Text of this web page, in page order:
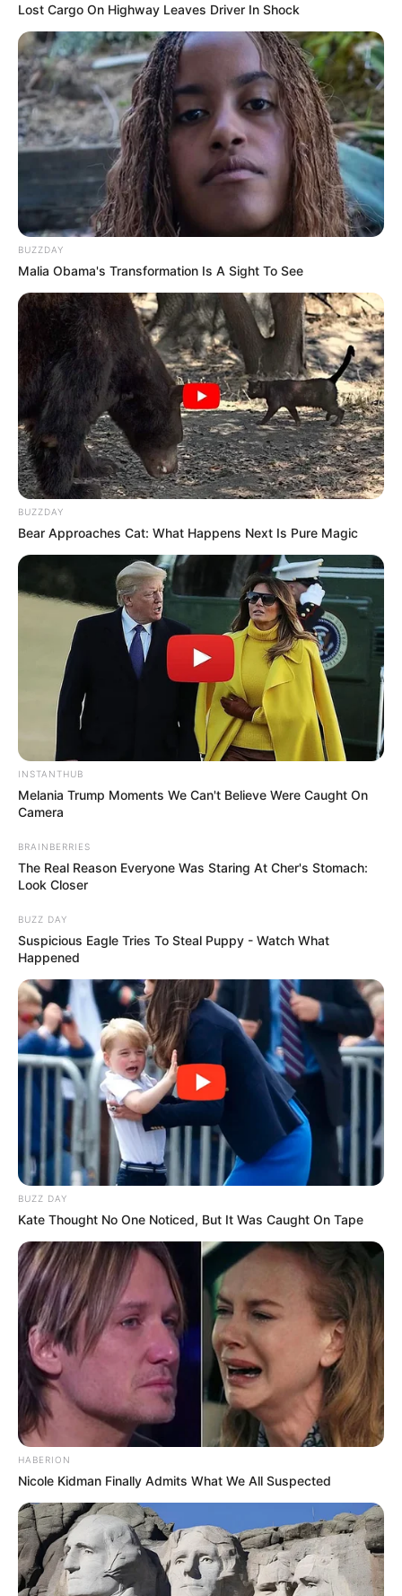
Lost Cargo On Highway Leaves Driver In Shock
BUZZDAY
Malia Obama's Transformation Is A Sight To See
BUZZDAY
Bear Approaches Cat: What Happens Next Is Pure Magic
INSTANTHUB
Melania Trump Moments We Can't Believe Were Caught On
Camera
BRAINBERRIES
The Real Reason Everyone Was Staring At Cher's Stomach:
Look Closer
BUZZ DAY
Suspicious Eagle Tries To Steal Puppy - Watch What
Happened
BUZZ DAY
Kate Thought No One Noticed, But It Was Caught On Tape
HABERION
Nicole Kidman Finally Admits What We All Suspected